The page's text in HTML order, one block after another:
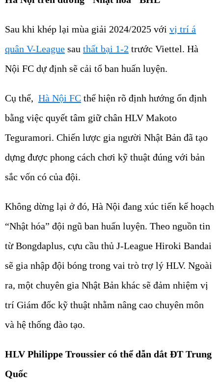
Sau khi khép lại mùa giải 2024/2025 với vị trí á
quân V-League sau thất bại 1-2 trước Viettel. Hà
Nội FC dự định sẽ cải tổ ban huấn luyện.
Cụ thể, Hà Nội FC thể hiện rõ định hướng ổn định
bằng việc quyết tâm giữ chân HLV Makoto
Teguramori. Chiến lược gia người Nhật Bản đã tạo
dựng được phong cách chơi kỹ thuật đúng với bản
sắc vốn có của đội.
Không dừng lại ở đó, Hà Nội đang xúc tiến kế hoạch
“Nhật hóa” đội ngũ ban huấn luyện. Theo nguồn tin
từ Bongdaplus, cựu cầu thủ J-League Hiroki Bandai
sẽ gia nhập đội bóng trong vai trò trợ lý HLV. Ngoài
ra, một chuyên gia Nhật Bản khác sẽ đảm nhiệm vị
trí Giám đốc kỹ thuật nhằm nâng cao chuyên môn
và hệ thống đào tạo.
HLV Philippe Troussier có thể dẫn dắt ĐT Trung
Quốc